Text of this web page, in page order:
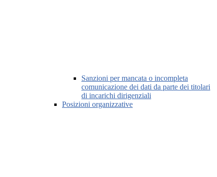
Sanzioni per mancata o incompleta
comunicazione dei dati da parte dei titolari
di incarichi dirigenziali
Posizioni organizzative